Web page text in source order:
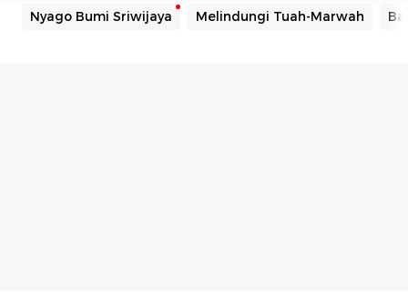
Nyago Bumi Sriwijaya Melindungi Tuah-Marwah